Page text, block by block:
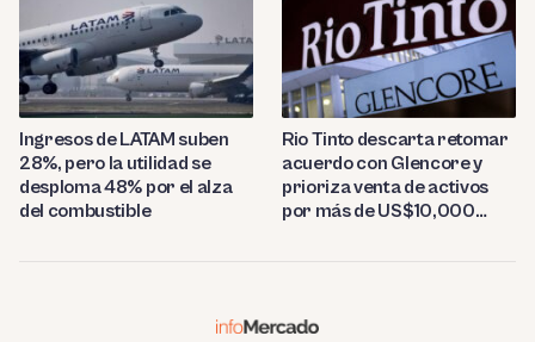
Ingresos de LATAM suben
28%, pero la utilidad se
desploma 48% por el alza
del combustible
Rio Tinto descarta retomar
acuerdo con Glencore y
prioriza venta de activos
por más de US$10,000